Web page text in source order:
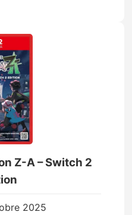
Z-A – Switch 2
2025